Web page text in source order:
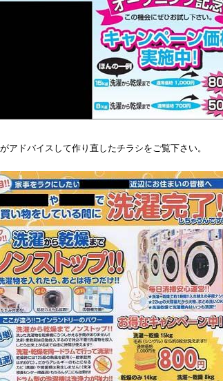
アドバイスして作り直したチラシをご覧下さい。